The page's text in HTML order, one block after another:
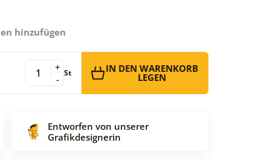
hinzufügen
-
+ St IN DEN WARENKORB
LEGEN
Entworfen von unserer
Grafikdesignerin